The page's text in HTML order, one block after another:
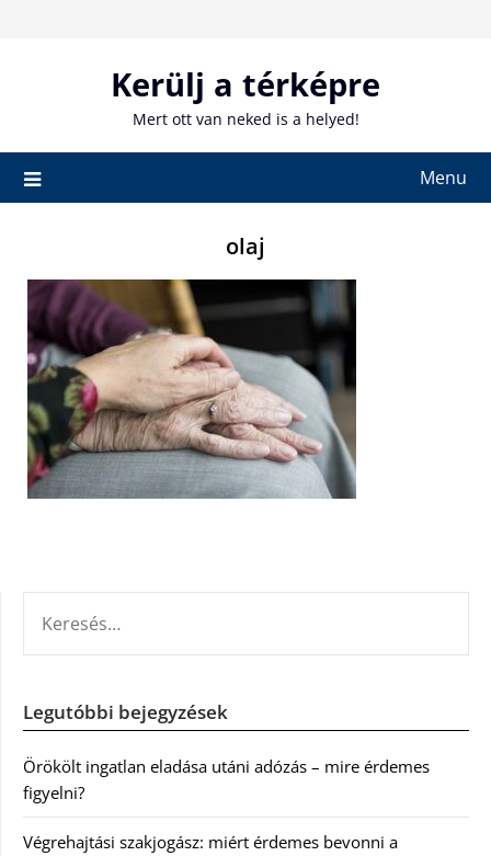
Kerülj a térképre
Mert ott van neked is a helyed!
Menu
olaj
Legutóbbi bejegyzések
Örökölt ingatlan eladása utáni adózás – mire érdemes
figyelni?
Végrehajtási szakjogász: miért érdemes bevonni a